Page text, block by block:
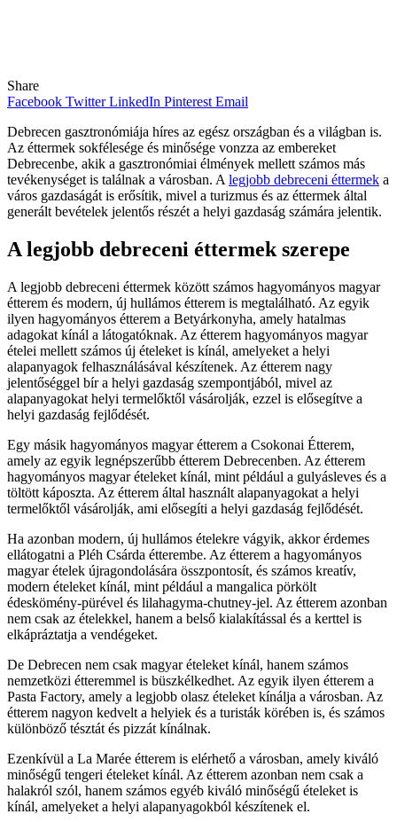
Share
Facebook Twitter LinkedIn Pinterest Email
Debrecen gasztronómiája híres az egész országban és a világban is.
Az éttermek sokfélesége és minősége vonzza az embereket
Debrecenbe, akik a gasztronómiai élmények mellett számos más
tevékenységet is találnak a városban. A legjobb debreceni éttermek a
város gazdaságát is erősítik, mivel a turizmus és az éttermek által
generált bevételek jelentős részét a helyi gazdaság számára jelentik.
A legjobb debreceni éttermek szerepe
A legjobb debreceni éttermek között számos hagyományos magyar
étterem és modern, új hullámos étterem is megtalálható. Az egyik
ilyen hagyományos étterem a Betyárkonyha, amely hatalmas
adagokat kínál a látogatóknak. Az étterem hagyományos magyar
ételei mellett számos új ételeket is kínál, amelyeket a helyi
alapanyagok felhasználásával készítenek. Az étterem nagy
jelentőséggel bír a helyi gazdaság szempontjából, mivel az
alapanyagokat helyi termelőktől vásárolják, ezzel is elősegítve a
helyi gazdaság fejlődését.
Egy másik hagyományos magyar étterem a Csokonai Étterem,
amely az egyik legnépszerűbb étterem Debrecenben. Az étterem
hagyományos magyar ételeket kínál, mint például a gulyásleves és a
töltött káposzta. Az étterem által használt alapanyagokat a helyi
termelőktől vásárolják, ami elősegíti a helyi gazdaság fejlődését.
Ha azonban modern, új hullámos ételekre vágyik, akkor érdemes
ellátogatni a Pléh Csárda étterembe. Az étterem a hagyományos
magyar ételek újragondolására összpontosít, és számos kreatív,
modern ételeket kínál, mint például a mangalica pörkölt
édeskömény-pürével és lilahagyma-chutney-jel. Az étterem azonban
nem csak az ételekkel, hanem a belső kialakítással és a kerttel is
elkápráztatja a vendégeket.
De Debrecen nem csak magyar ételeket kínál, hanem számos
nemzetközi étteremmel is büszkélkedhet. Az egyik ilyen étterem a
Pasta Factory, amely a legjobb olasz ételeket kínálja a városban. Az
étterem nagyon kedvelt a helyiek és a turisták körében is, és számos
különböző tésztát és pizzát kínálnak.
Ezenkívül a La Marée étterem is elérhető a városban, amely kiváló
minőségű tengeri ételeket kínál. Az étterem azonban nem csak a
halakról szól, hanem számos egyéb kiváló minőségű ételeket is
kínál, amelyeket a helyi alapanyagokból készítenek el.